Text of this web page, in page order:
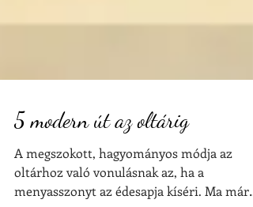
5 modern út az oltárig
A megszokott, hagyományos módja az
oltárhoz való vonulásnak az, ha a